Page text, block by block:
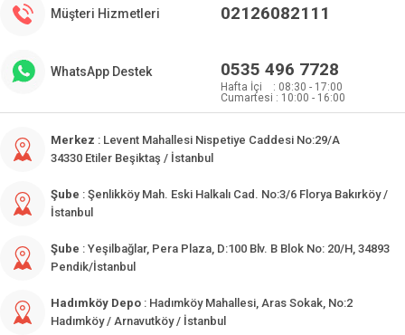
Müşteri Hizmetleri 02126082111
WhatsApp Destek 0535 496 7728
Hafta İçi : 08:30 - 17:00
Cumartesi : 10:00 - 16:00
Merkez : Levent Mahallesi Nispetiye Caddesi No:29/A
34330 Etiler Beşiktaş / İstanbul
Şube : Şenlikköy Mah. Eski Halkalı Cad. No:3/6 Florya Bakırköy /
İstanbul
Şube : Yeşilbağlar, Pera Plaza, D:100 Blv. B Blok No: 20/H, 34893
Pendik/İstanbul
Hadımköy Depo : Hadımköy Mahallesi, Aras Sokak, No:2
Hadımköy / Arnavutköy / İstanbul